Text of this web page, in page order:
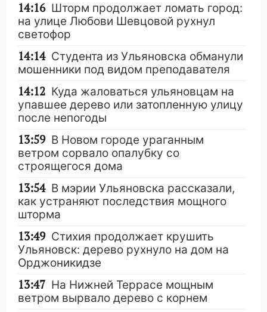
14:16 Шторм продолжает ломать город:
на улице Любови Шевцовой рухнул
светофор
14:14 Студента из Ульяновска обманули
мошенники под видом преподавателя
14:12 Куда жаловаться ульяновцам на
упавшее дерево или затопленную улицу
после непогоды
13:59 В Новом городе ураганным
ветром сорвало опалубку со
строящегося дома
13:54 В мэрии Ульяновска рассказали,
как устраняют последствия мощного
шторма
13:49 Стихия продолжает крушить
Ульяновск: дерево рухнуло на дом на
Орджоникидзе
13:47 На Нижней Террасе мощным
ветром вырвало дерево с корнем